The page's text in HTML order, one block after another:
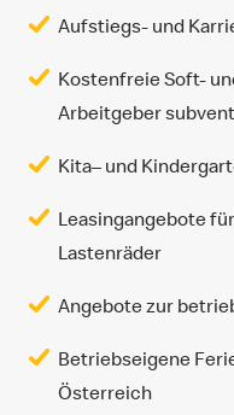
Aufstiegs- und
Kostenfreie Soft-
Arbeitgeber
Kita– und
Leasingangebote
Lastenräder
Angebote zur
Betriebseigene
Österreich